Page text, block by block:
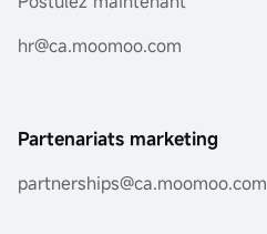
hr@ca.moomoo.com
Partenariats marketing
partnerships@ca.moomoo.com